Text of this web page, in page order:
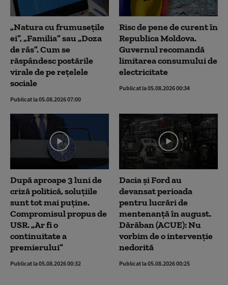
„Natura cu frumusețile
ei”, „Familia” sau „Doza
de râs”. Cum se
răspândesc postările
virale de pe rețelele
sociale
Publicat la 05.08.2026 07:00
Risc de pene de curent în
Republica Moldova.
Guvernul recomandă
limitarea consumului de
electricitate
Publicat la 05.08.2026 00:34
După aproape 3 luni de
criză politică, soluțiile
sunt tot mai puține.
Compromisul propus de
USR. „Ar fi o
continuitate a
premierului”
Publicat la 05.08.2026 00:32
Dacia și Ford au
devansat perioada
pentru lucrări de
mentenanță în august.
Dărăban (ACUE): Nu
vorbim de o intervenție
nedorită
Publicat la 05.08.2026 00:25